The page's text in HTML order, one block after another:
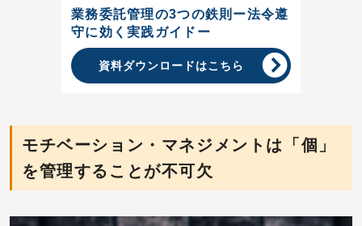
業務委託管理の3つの鉄則ー法令遵
守に効く実践ガイドー
資料ダウンロードはこちら
モチベーション・マネジメントは「個」
を管理することが不可欠